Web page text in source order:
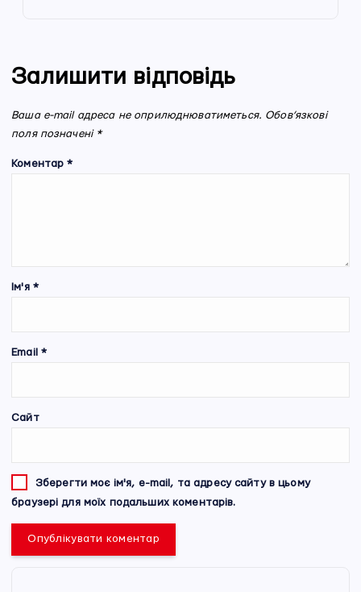
Залишити відповідь
Ваша e-mail адреса не оприлюднюватиметься. Обов’язкові
поля позначені *
Коментар*
Ім'я *
Email *
Сайт
Зберегти моє ім'я, e-mail, та адресу сайту в цьому
браузері для моїх подальших коментарів.